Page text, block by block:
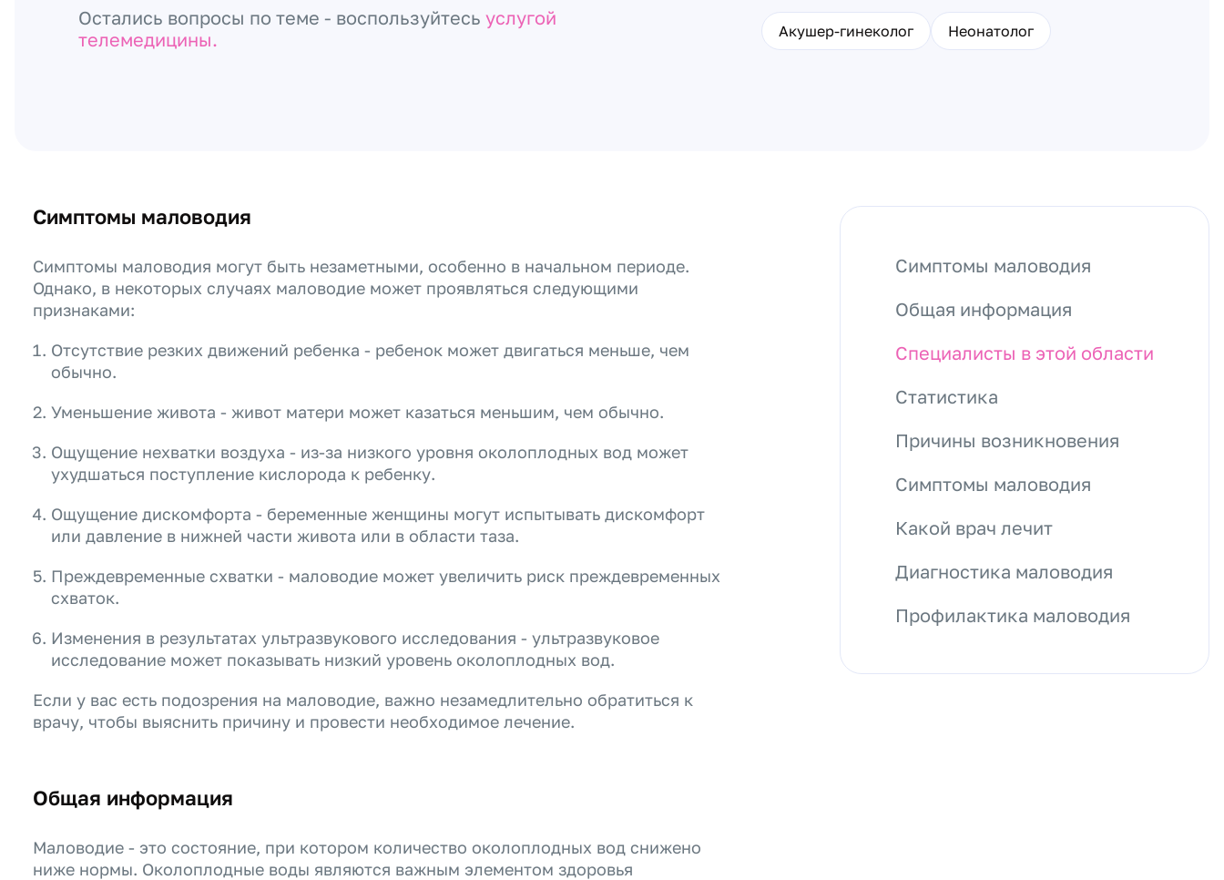
Остались вопросы по теме - воспользуйтесь услугой
телемедицины.
Акушер-гинеколог Неонатолог
Симптомы маловодия
Симптомы маловодия могут быть незаметными, особенно в начальном периоде.
Однако, в некоторых случаях маловодие может проявляться следующими
признаками:
Отсутствие резких движений ребенка - ребенок может двигаться меньше, чем
обычно.
Уменьшение живота - живот матери может казаться меньшим, чем обычно.
Ощущение нехватки воздуха - из-за низкого уровня околоплодных вод может
ухудшаться поступление кислорода к ребенку.
Ощущение дискомфорта - беременные женщины могут испытывать дискомфорт
или давление в нижней части живота или в области таза.
Преждевременные схватки - маловодие может увеличить риск преждевременных
схваток.
Изменения в результатах ультразвукового исследования - ультразвуковое
исследование может показывать низкий уровень околоплодных вод.
Если у вас есть подозрения на маловодие, важно незамедлительно обратиться к
врачу, чтобы выяснить причину и провести необходимое лечение.
Общая информация
Маловодие - это состояние, при котором количество околоплодных вод снижено
ниже нормы. Околоплодные воды являются важным элементом здоровья
Симптомы маловодия
Общая информация
Специалисты в этой области
Статистика
Причины возникновения
Симптомы маловодия
Какой врач лечит
Диагностика маловодия
Профилактика маловодия